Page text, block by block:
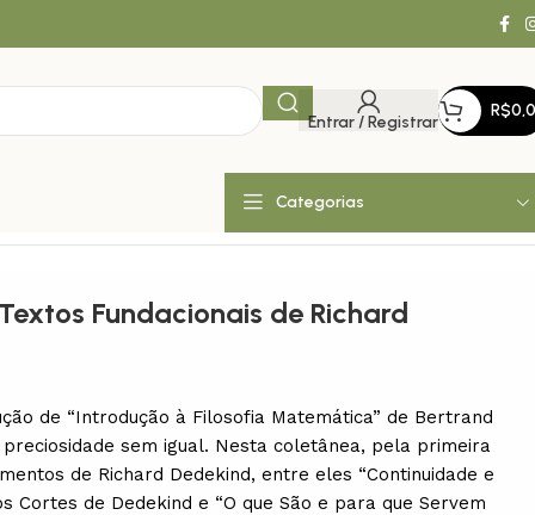
Entrar / Registrar
R$
Categorias
Fundacionais de Richard
de “Introdução à Filosofia Matemática” de Bertrand
sem igual. Nesta coletânea, pela primeira
de Richard Dedekind, entre eles “Continuidade e
de Dedekind e “O que São e para que Servem